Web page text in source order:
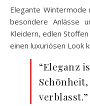
Elegante Wintermode
besondere Anlässe
Kleidern, edlen Stoffen
einen luxuriösen Look
“Eleganz